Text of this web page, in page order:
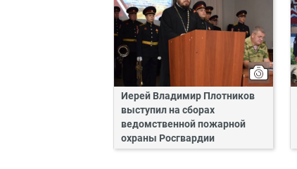
Иерей Владимир Плотников
выступил на сборах
ведомственной пожарной
охраны Росгвардии